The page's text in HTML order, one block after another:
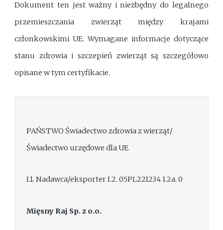
Dokument ten jest ważny i niezbędny do legalnego
przemieszczania zwierząt między krajami
członkowskimi UE. Wymagane informacje dotyczące
stanu zdrowia i szczepień zwierząt są szczegółowo
opisane w tym certyfikacie.
PAŃSTWO Świadectwo zdrowia z wierząt/
Świadectwo urzędowe dla UE
I.1. Nadawca/eksporter I.2. 05PL221234 I.2a. 0
Mięsny Raj Sp. z o.o.